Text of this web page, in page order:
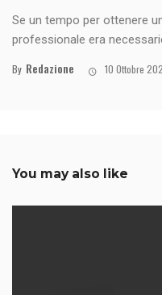
Se un tempo per ottenere
professionale era
By Redazione 10 Ottobre
You may also like